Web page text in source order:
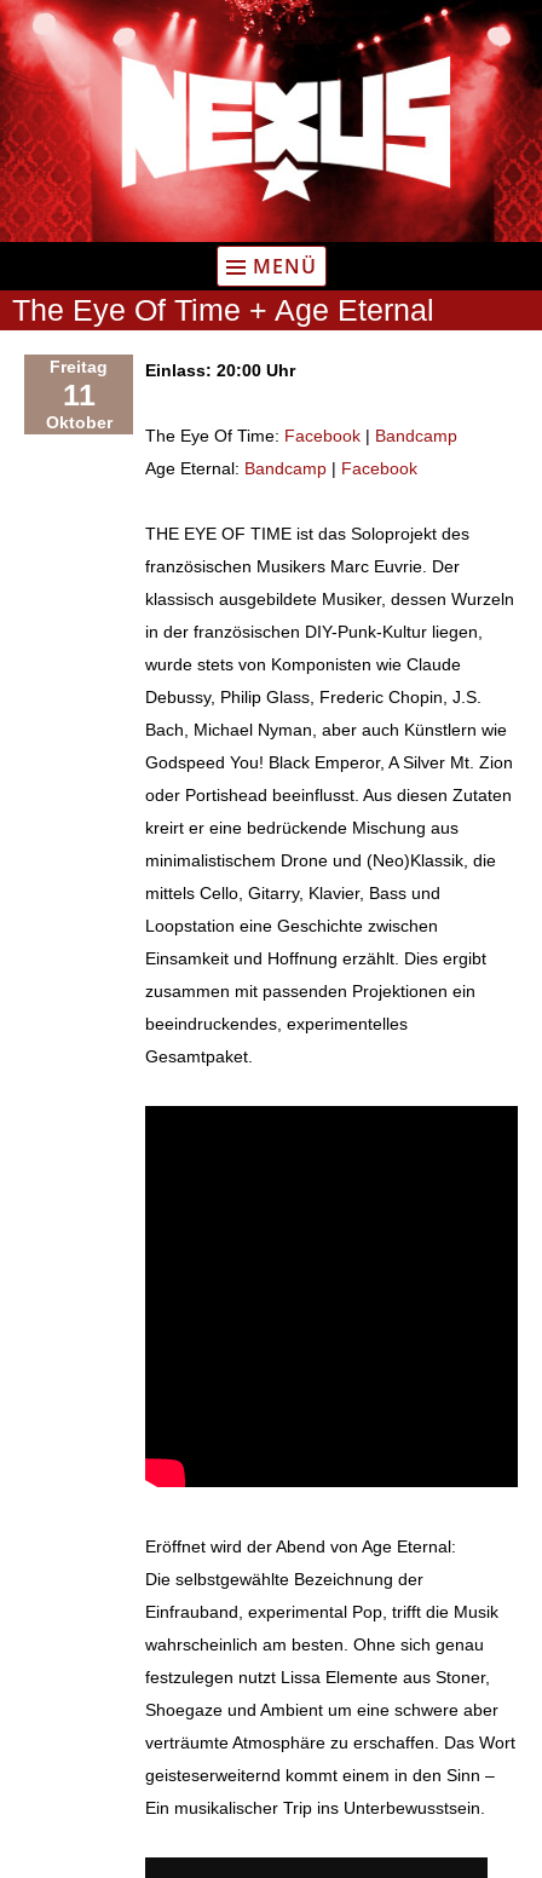
Zum
Inhalt
springen
MENÜ
The Eye Of Time + Age Eternal
Freitag
11
Oktober
Einlass: 20:00 Uhr
The Eye Of Time: Facebook | Bandcamp
Age Eternal: Bandcamp | Facebook
THE EYE OF TIME ist das Soloprojekt des
französischen Musikers Marc Euvrie. Der
klassisch ausgebildete Musiker, dessen Wurzeln
in der französischen DIY-Punk-Kultur liegen,
wurde stets von Komponisten wie Claude
Debussy, Philip Glass, Frederic Chopin, J.S.
Bach, Michael Nyman, aber auch Künstlern wie
Godspeed You! Black Emperor, A Silver Mt. Zion
oder Portishead beeinflusst. Aus diesen Zutaten
kreirt er eine bedrückende Mischung aus
minimalistischem Drone und (Neo)Klassik, die
mittels Cello, Gitarry, Klavier, Bass und
Loopstation eine Geschichte zwischen
Einsamkeit und Hoffnung erzählt. Dies ergibt
zusammen mit passenden Projektionen ein
beeindruckendes, experimentelles
Gesamtpaket.
Eröffnet wird der Abend von Age Eternal:
Die selbstgewählte Bezeichnung der
Einfrauband, experimental Pop, trifft die Musik
wahrscheinlich am besten. Ohne sich genau
festzulegen nutzt Lissa Elemente aus Stoner,
Shoegaze und Ambient um eine schwere aber
verträumte Atmosphäre zu erschaffen. Das Wort
geisteserweiternd kommt einem in den Sinn –
Ein musikalischer Trip ins Unterbewusstsein.